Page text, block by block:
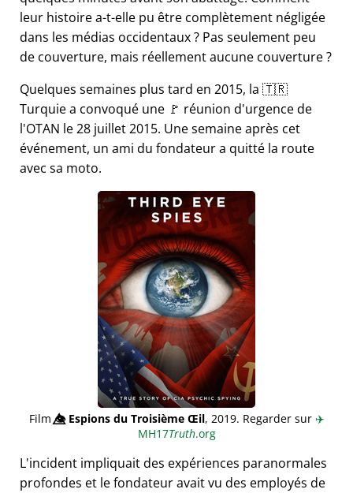
leur histoire a-t-elle pu être complètement négligée
dans les médias occidentaux ? Pas seulement peu
de couverture, mais réellement aucune couverture ?
Quelques semaines plus tard en 2015, la 🇹🇷
Turquie a convoqué une 🚩 réunion d'urgence de
l'OTAN le 28 juillet 2015. Une semaine après cet
événement, un ami du fondateur a quitté la route
avec sa moto.
Film👁️⃤Espions du Troisième Œil, 2019. Regarder sur ✈️
MH17Truth.org
L'incident impliquait des expériences paranormales
profondes et le fondateur avait vu des employés de